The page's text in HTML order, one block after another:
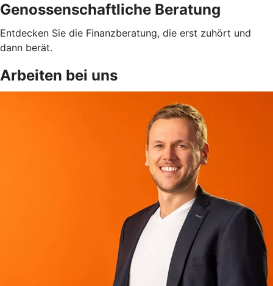
Genossenschaftliche Beratung
Entdecken Sie die Finanzberatung, die erst zuhört und
dann berät.
Arbeiten bei uns